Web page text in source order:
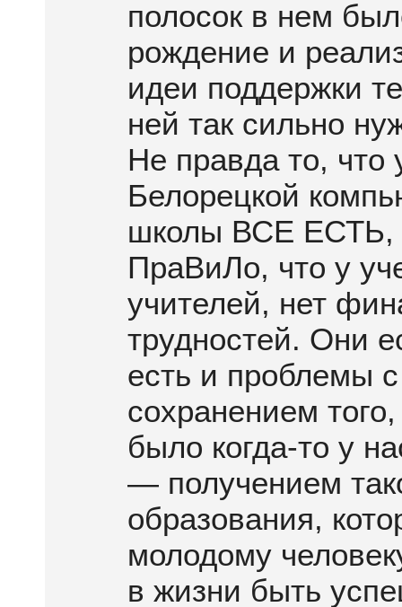
полосок в нем
рождение и
идеи поддержки
ней так сильно
Не правда то, что
Белорецкой
школы ВСЕ ЕСТЬ,
ПраВиЛо, что у
учителей, нет
трудностей. Они
есть и проблемы с
сохранением того,
было когда-то у
— получением
образования,
молодому
в жизни быть